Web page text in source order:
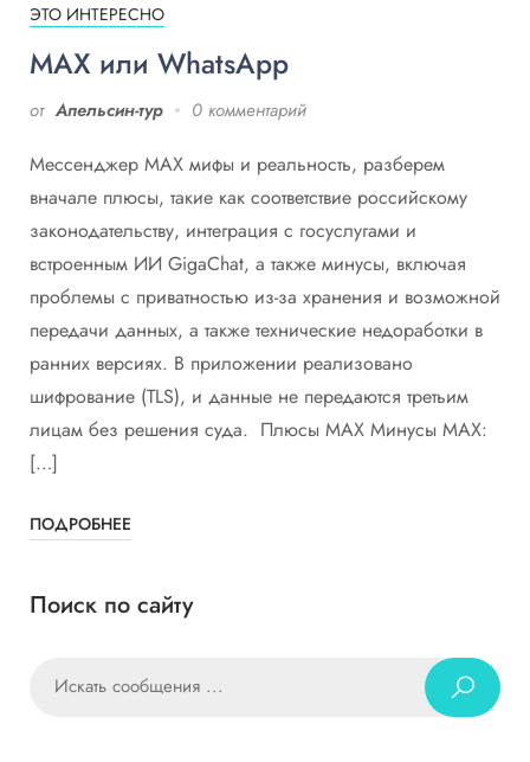
ЭТО ИНТЕРЕСНО
MAX или WhatsApp
от Апельсин-тур 0 комментарий
Мессенджер MAX мифы и реальность, разберем
вначале плюсы, такие как соответствие российскому
законодательству, интеграция с госуслугами и
встроенным ИИ GigaChat, а также минусы, включая
проблемы с приватностью из-за хранения и возможной
передачи данных, а также технические недоработки в
ранних версиях. В приложении реализовано
шифрование (TLS), и данные не передаются третьим
лицам без решения суда. Плюсы MAX Минусы MAX:
[…]
ПОДРОБНЕЕ
Поиск по сайту